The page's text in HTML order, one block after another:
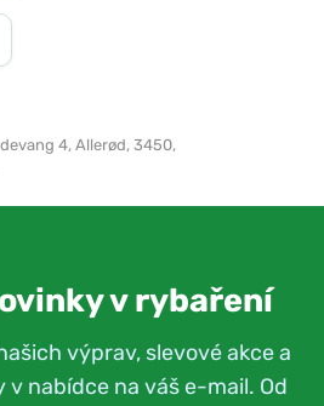
4, Allerød, 3450,
v rybaření
výprav, slevové akce a
nabídce na váš e-mail. Od